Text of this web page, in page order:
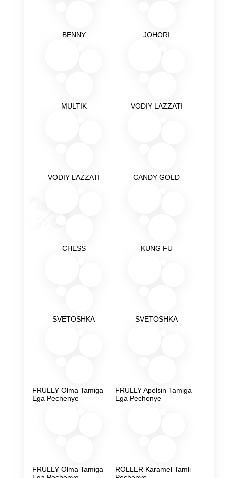
BENNY JOHORI
MULTIK VODIY LAZZATI
VODIY LAZZATI CANDY GOLD
CHESS KUNG FU
SVETOSHKA SVETOSHKA
FRULLY Olma Tamiga
Ega Pechenye
FRULLY Apelsin Tamiga
Ega Pechenye
FRULLY Olma Tamiga
ROLLER Karamel Tamli